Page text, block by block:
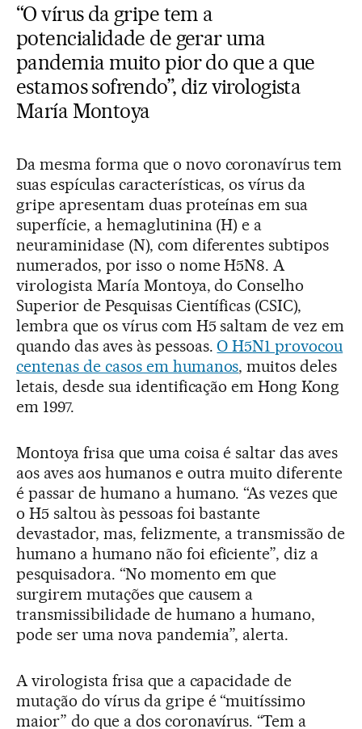
“O vírus da gripe tem a
potencialidade de gerar uma
pandemia muito pior do que a que
estamos sofrendo”, diz virologista
María Montoya
Da mesma forma que o novo coronavírus tem
suas espículas características, os vírus da
gripe apresentam duas proteínas em sua
superfície, a hemaglutinina (H) e a
neuraminidase (N), com diferentes subtipos
numerados, por isso o nome H5N8. A
virologista María Montoya, do Conselho
Superior de Pesquisas Científicas (CSIC),
lembra que os vírus com H5 saltam de vez em
quando das aves às pessoas. O H5N1 provocou
centenas de casos em humanos, muitos deles
letais, desde sua identificação em Hong Kong
em 1997.
Montoya frisa que uma coisa é saltar das aves
aos aves aos humanos e outra muito diferente
é passar de humano a humano. “As vezes que
o H5 saltou às pessoas foi bastante
devastador, mas, felizmente, a transmissão de
humano a humano não foi eficiente”, diz a
pesquisadora. “No momento em que
surgirem mutações que causem a
transmissibilidade de humano a humano,
pode ser uma nova pandemia”, alerta.
A virologista frisa que a capacidade de
mutação do vírus da gripe é “muitíssimo
maior” do que a dos coronavírus. “Tem a